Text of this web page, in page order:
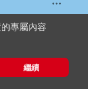
專屬內容
繼續